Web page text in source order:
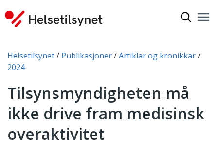
Du er her:
Helsetilsynet Publikasjoner
Artiklar og kronikkar
2024
Tilsynsmyndigheten må
ikke drive fram medisinsk
overaktivitet